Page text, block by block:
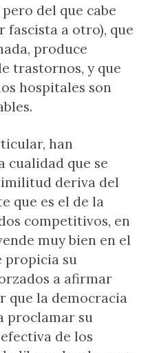
del que cabe
fascista a otro), que
produce
trastornos, y que
hospitales son
han
cualidad que se
deriva del
que es el de la
competitivos, en
muy bien en el
propicia su
a afirmar
que la democracia
proclamar su
de los